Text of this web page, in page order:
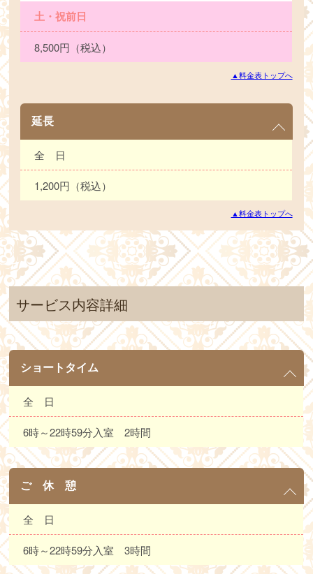
土・祝前日
8,500円（税込）
▲料金表トップへ
延長
全 日
1,200円（税込）
▲料金表トップへ
サービス内容詳細
ショートタイム
全 日
6時～22時59分入室 2時間
ご 休 憩
全 日
6時～22時59分入室 3時間